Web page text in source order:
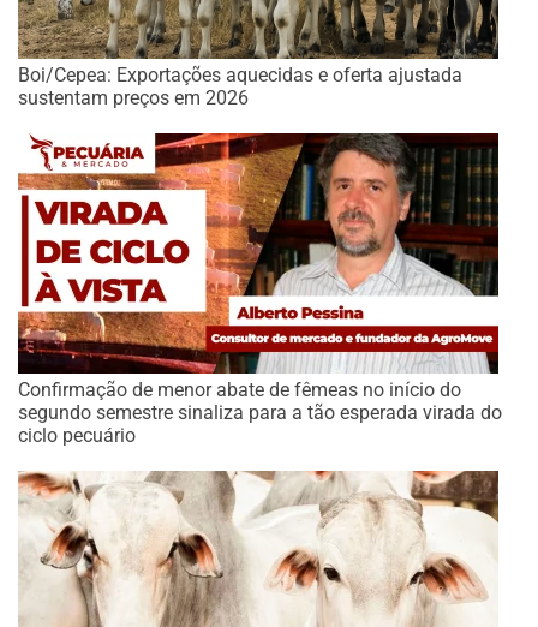
Boi/Cepea: Exportações aquecidas e oferta ajustada
sustentam preços em 2026
Confirmação de menor abate de fêmeas no início do
segundo semestre sinaliza para a tão esperada virada do
ciclo pecuário